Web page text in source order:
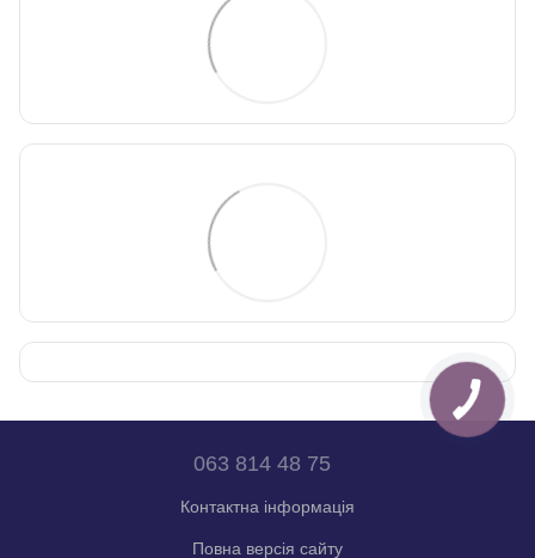
063 814 48 75
Контактна інформація
Повна версія сайту